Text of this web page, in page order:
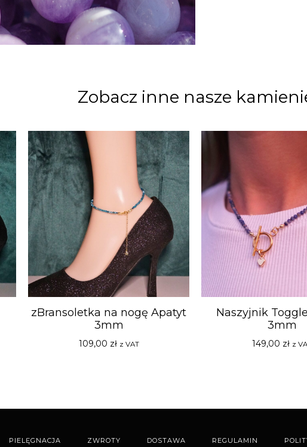
Zobacz inne nasze
zBransoletka na nogę Apatyt
3mm
109,00 zł z VAT
Naszyjnik
3mm
149,00 zł z
PIELĘGNACJA ZWROTY DOSTAWA REGULAMIN